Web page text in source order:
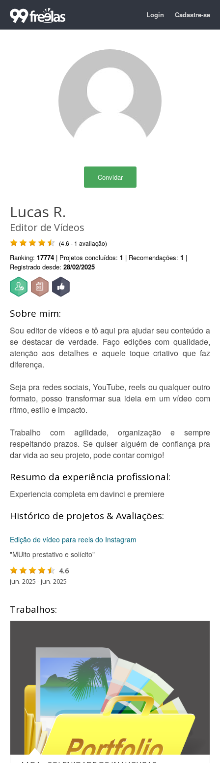
Login Cadastre-se
Convidar
Lucas R.
Editor de Vídeos
(4.6 - 1 avaliação)
Ranking: 17774 | Projetos concluídos: 1 | Recomendações: 1 |
Registrado desde: 28/02/2025
Sobre mim:
Sou editor de vídeos e tô aqui pra ajudar seu conteúdo a
se destacar de verdade. Faço edições com qualidade,
atenção aos detalhes e aquele toque criativo que faz
diferença.
Seja pra redes sociais, YouTube, reels ou qualquer outro
formato, posso transformar sua ideia em um vídeo com
ritmo, estilo e impacto.
Trabalho com agilidade, organização e sempre
respeitando prazos. Se quiser alguém de confiança pra
dar vida ao seu projeto, pode contar comigo!
Resumo da experiência profissional:
Experiencia completa em davinci e premiere
Histórico de projetos & Avaliações:
Edição de vídeo para reels do Instagram
"MUito prestativo e solícito"
4.6
jun. 2025 - jun. 2025
Trabalhos: